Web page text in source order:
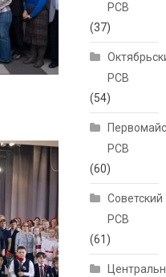
РСВ
(37)
РСВ
(54)
РСВ
(60)
Советский
РСВ
(61)